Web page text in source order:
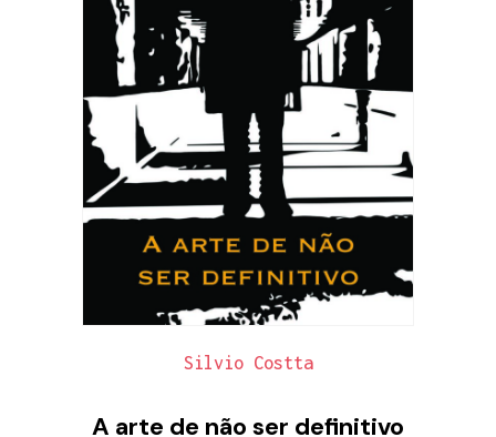
Silvio Costta
A arte de não ser definitivo